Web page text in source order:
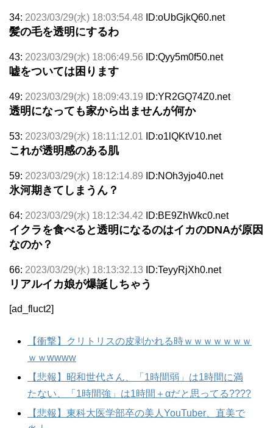
34: 2023/03/29(水) 18:03:54.48 ID:oUbGjkQ60.net
髪の毛を透明にするわ
43: 2023/03/29(水) 18:06:49.56 ID:Qyy5m0f50.net
嘘をついては困ります
49: 2023/03/29(水) 18:09:43.19 ID:YR2GQ74Z0.net
透明になっても家から出ませんが何か
53: 2023/03/29(水) 18:11:12.01 ID:o1lQKtV10.net
これが透明感のある肌
59: 2023/03/29(水) 18:12:14.89 ID:NOh3yjo40.net
氷河期きてしまうん？
64: 2023/03/29(水) 18:12:34.42 ID:BE9ZhWkc0.net
イクラを食べると透明になるのはイカのDNAが原因
なのか？
66: 2023/03/29(水) 18:13:32.13 ID:TeyyRjXh0.net
リアルイカ娘が爆誕しちゃう
[ad_fluct2]
【衝撃】クリトリスの皮剥かれる時ｗｗｗｗｗｗｗ
ｗｗwwww
【悲報】昭和世代さん、「1時間弱」は1時間に満
たない、「1時間強」は1時間＋αだと思ってる????
【悲報】東科大医学部卒の美人YouTuber、直美で